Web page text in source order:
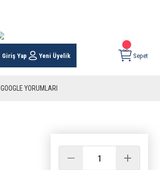
Giriş Yap Yeni Üyelik Sepet
GOOGLE YORUMLARI